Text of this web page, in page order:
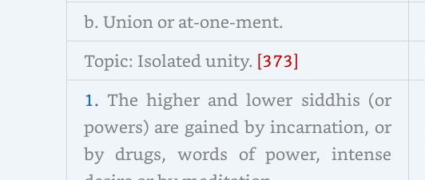
b. Union or at-one-ment.
Topic: Isolated unity. [373]
1. The higher and lower siddhis (or
powers) are gained by incarnation, or
by drugs, words of power, intense